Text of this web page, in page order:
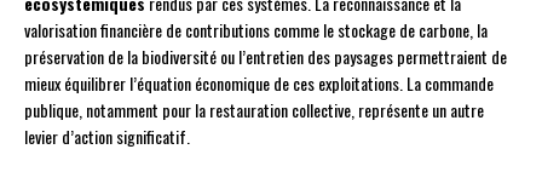
valorisation financière de contributions comme le stockage de carbone, la
préservation de la biodiversité ou l’entretien des paysages permettraient de
mieux équilibrer l’équation économique de ces exploitations. La commande
publique, notamment pour la restauration collective, représente un autre
levier d’action significatif.